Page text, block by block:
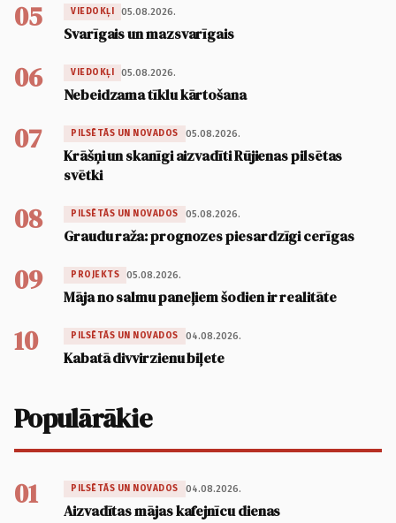
05 VIEDOKĻI 05.08.2026.
Svarīgais un mazsvarīgais
06 VIEDOKĻI 05.08.2026.
Nebeidzama tīklu kārtošana
07 PILSĒTĀS UN NOVADOS 05.08.2026.
Krāšņi un skanīgi aizvadīti Rūjienas pilsētas
svētki
08 PILSĒTĀS UN NOVADOS 05.08.2026.
Graudu raža: prognozes piesardzīgi cerīgas
09 PROJEKTS 05.08.2026.
Māja no salmu paneļiem šodien ir realitāte
10 PILSĒTĀS UN NOVADOS 04.08.2026.
Kabatā divvirzienu biļete
Populārākie
01 PILSĒTĀS UN NOVADOS 04.08.2026.
Aizvadītas mājas kafejnīcu dienas